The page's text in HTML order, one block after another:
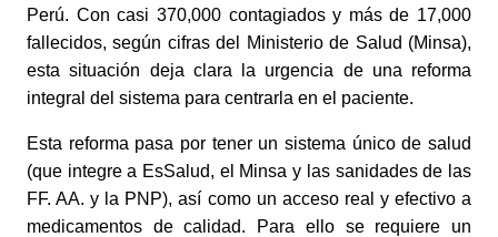
Perú. Con casi 370,000 contagiados y más de 17,000
fallecidos, según cifras del Ministerio de Salud (Minsa),
esta situación deja clara la urgencia de una reforma
integral del sistema para centrarla en el paciente.
Esta reforma pasa por tener un sistema único de salud
(que integre a EsSalud, el Minsa y las sanidades de las
FF. AA. y la PNP), así como un acceso real y efectivo a
medicamentos de calidad. Para ello se requiere un